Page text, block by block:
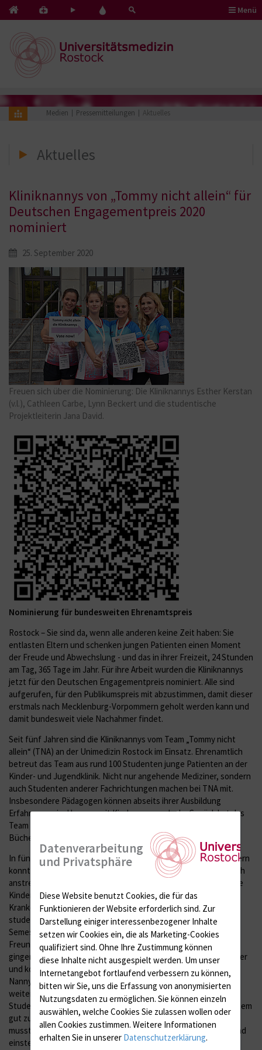
Kontakt
Notfälle
Pflege
Herz
Blut
Menü
Medien Pressemitteilungen Aktuelles
Aktuelles
Kliniknannys von „Tommy nicht allein“ für
Deutschen Engagementpreis 2020
nominiert
25. September 2020
Freuen sich über die Nominierung: Die Kliniknannys Esther Kerstan
(v.l.), Cathleen Carbe, Lynn Beckert und die studentische
Projektleiterin Jana David.
Nominierung für bundesweiten Ehrenamtspreis
Rostock – Sie sind da, wenn alle anderen keine Zeit haben: Sie
entlasten Eltern und schenken jungen Patienten einen Moment
der Freude und Abwechslung - und das in ihrer Freizeit, 24 Stunden
am Tag, 365 Tage im Jahr. Für ihre Arbeit wurden die Kliniknannys
jetzt für den Deutschen Engagementpreis nominiert. Alle sind
aufgerufen, für den Publikumspreis mit abzustimmen, damit dieser
erstmals nach Mecklenburg-Vorpommern geholt werden kann und
damit bundesweit viele Nachahmer findet.
Seit fünf Jahren sind die Kliniknannys vom Team „Tommy nicht
allein“ (TNA) an der Unimedizin Rostock im Einsatz. Ehrenamtlich
betreut das Team aus rund 100 Studenten junge Patienten an der
Kinder- und Jugendklinik. Nicht nur angehende Mediziner, sondern
auch Studenten anderer Fachrichtungen machen bei TNA mit.
Insbesondere Pädagogen können abseits ihrer Ausbildung
Erfahrungen im Umgang mit Kindern sammeln. Im Gepäck hat das
Team eine große Auswahl an Gesellschaftsspielen, Basteleien,
Büchern und natürlich immer ein offenes Ohr und ein Lächeln.
In fünf Jahren haben die Kliniknannys viel erlebt. Über 130 Kindern
konnten sie mittlerweile von dem eintönigen und manchmal auch
anstrengenden Krankenhausaufenthalt etwas ablenken. „Einige
Kinder, die wegen ihrer chronischen Erkrankung regelmäßig im
Krankenhaus sind, begleiten wir länger“, sagt Jana David, die
studentische Projektleiterin und Medizinstudentin im 10.
Semester. Da sind schon kleine Freundschaften entstanden:
Freundschaften, die bei schwerkranken Kindern bis in den Tod
gingen. „Solche Schicksalsschläge sind für uns besonders schwer
und kosten viel Kraft“, so David. In Gruppentreffen sprechen die
Nannys über den Abschied, wie sie damit umgehen und auch
weitermachen können. Für die Stationsschwestern sind die
Studenten, die mit ihren buntbedruckten Shirts schon von Weitem
gut zu erkennen sind, gern gesehen. Während des Lockdowns
mussten die Kliniknannys ihren Dienst allerdings vorrübergehend
einstellen. Das TNA-Team betreut nun aber wieder die Kinder
Datenverarbeitung
und Privatsphäre
Diese Website benutzt Cookies, die für das
Funktionieren der Website erforderlich sind. Zur
Darstellung einiger interessenbezogener Inhalte
setzen wir Cookies ein, die als Marketing-Cookies
qualifiziert sind. Ohne Ihre Zustimmung können
diese Inhalte nicht ausgespielt werden. Um unser
Internetangebot fortlaufend verbessern zu können,
bitten wir Sie, uns die Erfassung von anonymisierten
Nutzungsdaten zu ermöglichen. Sie können einzeln
auswählen, welche Cookies Sie zulassen wollen oder
allen Cookies zustimmen. Weitere Informationen
erhalten Sie in unserer Datenschutzerklärung.